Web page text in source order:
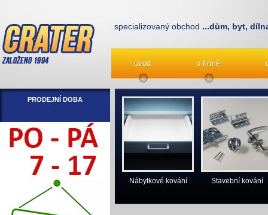
úvod o firmě
specializovaný obchod ...dům, byt,
PRODEJNÍ DOBA
Nábytkové kování Stavební kování